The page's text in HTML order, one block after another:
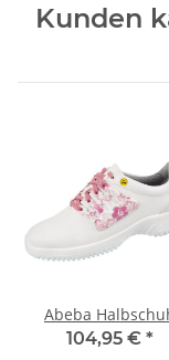
Kunden
Abeba
104,95 € *